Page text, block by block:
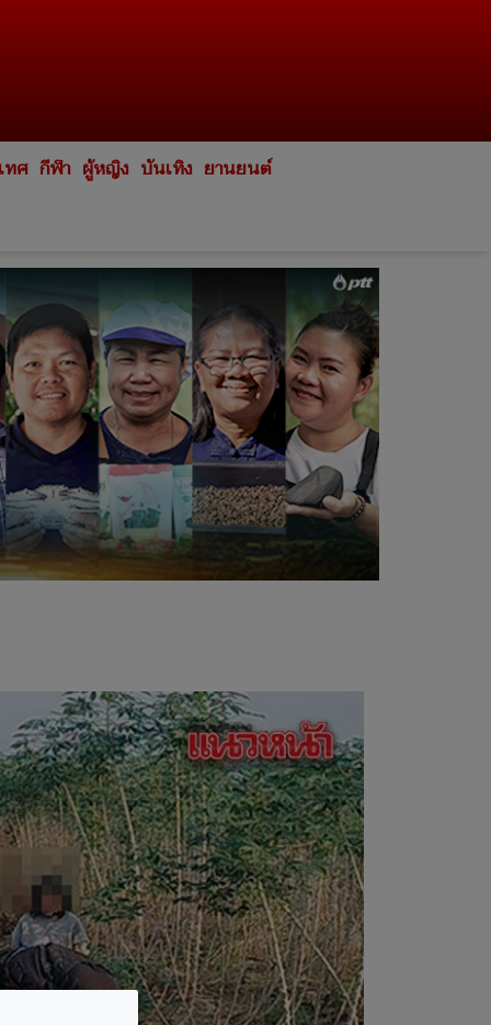
ทศ กีฬา ผู้หญิง บันเทิง ยานยนต์